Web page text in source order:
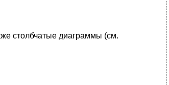
столбчатые диаграммы (см.